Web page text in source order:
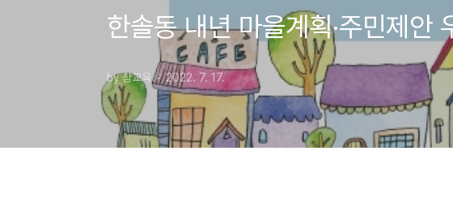
한솔동 내년 마을계획·주민제안
by 참교육 2022. 7. 17.